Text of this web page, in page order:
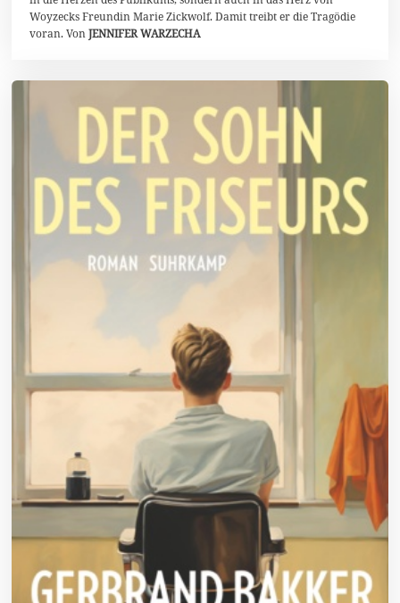
Woyzecks Freundin Marie Zickwolf. Damit treibt er die Tragödie
voran. VonJENNIFER WARZECHA